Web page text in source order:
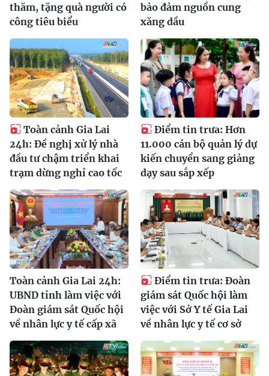
thăm, tặng quà người có
công tiêu biểu
bảo đảm nguồn cung
xăng dầu
Toàn cảnh Gia Lai
24h: Đề nghị xử lý nhà
đầu tư chậm triển khai
trạm dừng nghỉ cao tốc
Điểm tin trưa: Hơn
11.000 cán bộ quản lý dự
kiến chuyển sang giảng
dạy sau sắp xếp
Toàn cảnh Gia Lai 24h:
UBND tỉnh làm việc với
Đoàn giám sát Quốc hội
về nhân lực y tế cấp xã
Điểm tin trưa: Đoàn
giám sát Quốc hội làm
việc với Sở Y tế Gia Lai
về nhân lực y tế cơ sở